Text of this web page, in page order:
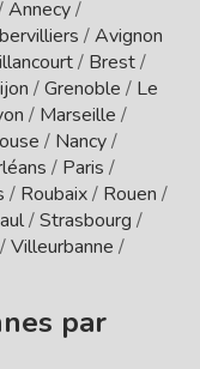
Annecy/
/Avignon
/ Brest/
/Grenoble / Le
/ Marseille /
/ Nancy/
/ Paris /
/ Roubaix/ Rouen /
/Strasbourg /
/Villeurbanne /
par